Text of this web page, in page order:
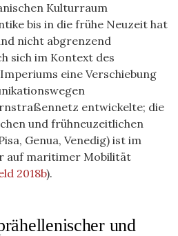
Kulturraum
bis in die frühe Neuzeit hat
nicht abgrenzend
sich im Kontext des
eine Verschiebung
entwickelte; die
und frühneuzeitlichen
Genua, Venedig) ist im
auf maritimer Mobilität
2018b).
und